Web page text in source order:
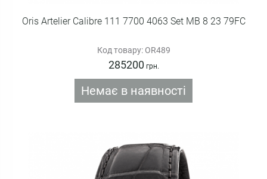
Oris Artelier Calibre 111 7700 4063 Set MB 8 23 79FC
Код товару: OR489
285200 грн.
Немає в наявності